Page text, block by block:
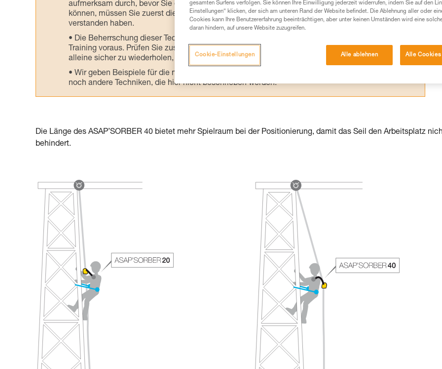
aufmerksam durch, bevor Sie diesen zu Rate ziehen. Um diese Zusatzinformationen verstehen zu
können, müssen Sie zuerst die in der Gebrauchsanweisung enthaltenen Informationen richtig
verstanden haben.
Die Beherrschung dieser Techniken setzt eine entsprechende Ausbildung und ein spezielles
Training voraus. Prüfen Sie zusammen mit einem Profi, ob Sie in der Lage sind, den Vorgang
alleine sicher zu wiederholen, bevor Sie ihn eigenständig durchführen.
Wir geben Beispiele für die mit Ihrer Aktivität verbundenen Techniken. Möglicherweise gibt es
noch andere Techniken, die hier nicht beschrieben werden.
Die Länge des ASAP’SORBER 40 bietet mehr Spielraum bei der Positionierung, damit das Seil den Arbeitsplatz
behindert.
gesamten Surfens verfolgen. Sie können Ihre Einwilligung jederzeit widerrufen, indem Sie auf den
Einstellungen“ klicken, der sich am unteren Rand der Website befindet. Die Ablehnung aller oder
Cookies kann Ihre Benutzererfahrung beeinträchtigen, aber unter keinen Umständen wird eine
daran hindern, auf unsere Website zuzugreifen.
Alle ablehnen Alle
Cookie-Einstellungen